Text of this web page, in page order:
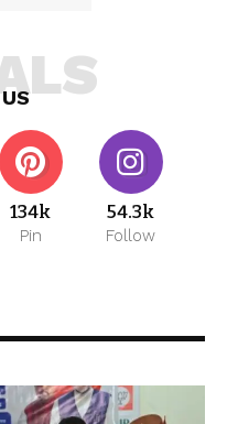
134k
Pin
54.3k
Follow